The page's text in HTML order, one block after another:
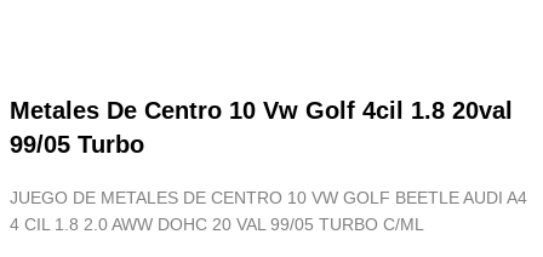
Metales De Centro 10 Vw Golf 4cil 1.8 20val
99/05 Turbo
JUEGO DE METALES DE CENTRO 10 VW GOLF BEETLE AUDI A4
4 CIL 1.8 2.0 AWW DOHC 20 VAL 99/05 TURBO C/ML